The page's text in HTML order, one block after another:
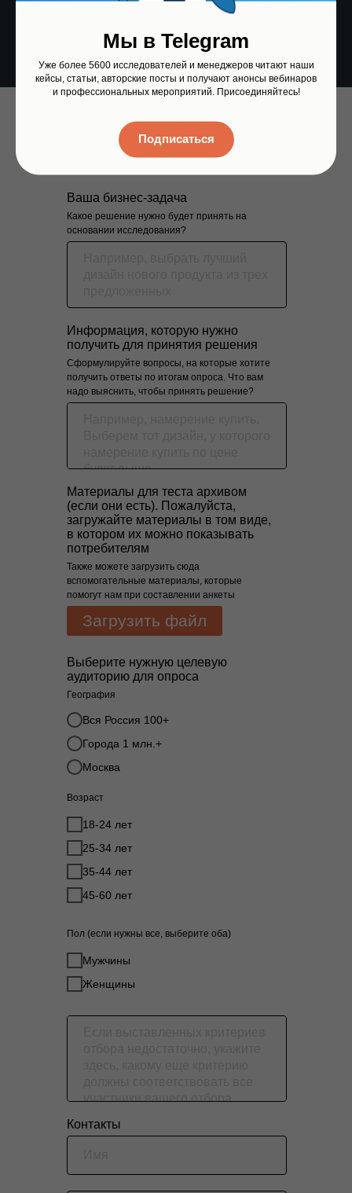
до 160 000 рублей
выборки.
Ваша бизнес-задача
Какое решение нужно будет принять на
основании исследования?
Информация, которую нужно
получить для принятия решения
Сформулируйте вопросы, на которые хотите
получить ответы по итогам опроса. Что вам
надо выяснить, чтобы принять решение?
Материалы для теста архивом
(если они есть). Пожалуйста,
загружайте материалы в том виде,
в котором их можно показывать
потребителям
Также можете загрузить сюда
вспомогательные материалы, которые
помогут нам при составлении анкеты
Загрузить файл
Выберите нужную целевую
аудиторию для опроса
География
Вся Россия 100+
Города 1 млн.+
Москва
Возраст
18-24 лет
25-34 лет
35-44 лет
45-60 лет
Пол (если нужны все, выберите оба)
Мужчины
Женщины
Контакты
Отправить заявку
Мы в Telegram
Уже более 5600 исследователей и менеджеров читают наши
кейсы, статьи, авторские посты и получают анонсы вебинаров
и профессиональных мероприятий. Присоединяйтесь!
Подписаться